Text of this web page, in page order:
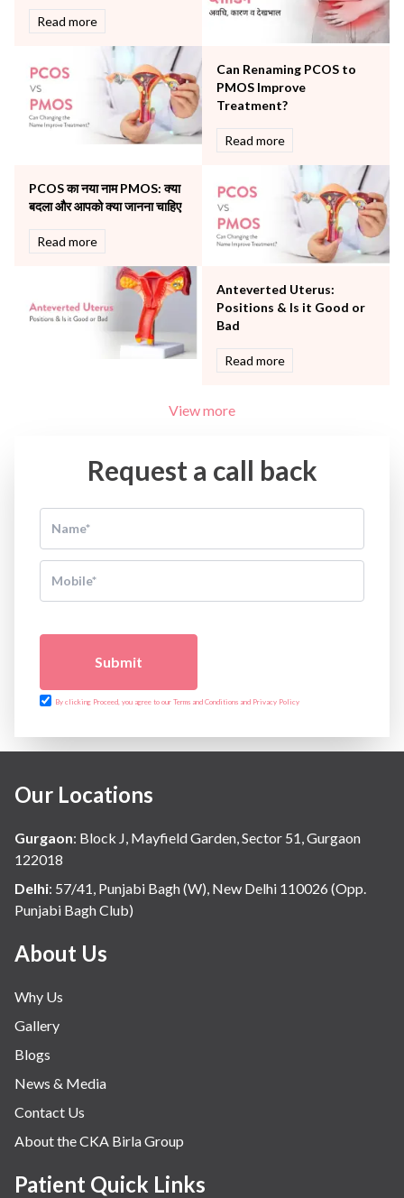
Rheumatology
Robotic Precision
The Breast Centre
The Oncology Centre
Urology
Women Wellness
Read more
Can Renaming PCOS to
PMOS Improve
Treatment?
Read more
PCOS का नया नाम PMOS: क्या
बदला और आपको क्या जानना चाहिए
Read more
Anteverted Uterus:
Positions & Is it Good or
Bad
Read more
View more
Request a call back
Submit
By clicking Proceed, you agree to our Terms and Conditions and Privacy Policy
Our Locations
Gurgaon: Block J, Mayfield Garden, Sector 51, Gurgaon
122018
Delhi: 57/41, Punjabi Bagh (W), New Delhi 110026 (Opp.
Punjabi Bagh Club)
About Us
Why Us
Gallery
Blogs
News & Media
Contact Us
About the CKA Birla Group
Patient Quick Links